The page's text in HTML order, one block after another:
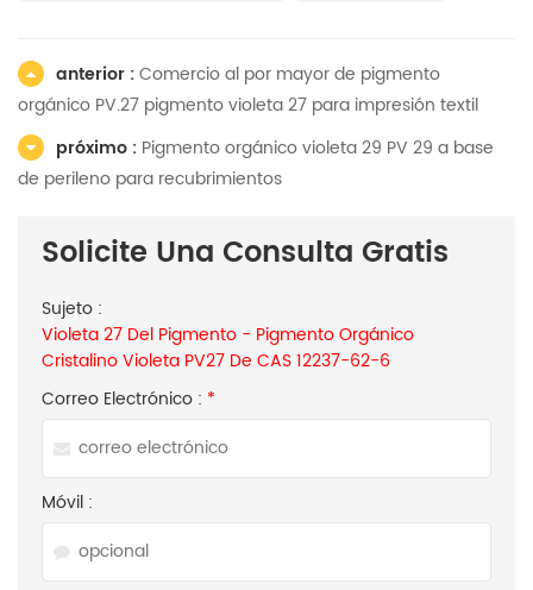
anterior :Comercio al por mayor de pigmento
orgánico PV.27 pigmento violeta 27 para impresión textil
próximo : Pigmento orgánico violeta 29 PV 29 a base
de perileno para recubrimientos
Solicite Una Consulta Gratis
Sujeto :
Violeta 27 Del Pigmento - Pigmento Orgánico
Cristalino Violeta PV27 De CAS 12237-62-6
Correo Electrónico : *
Móvil :